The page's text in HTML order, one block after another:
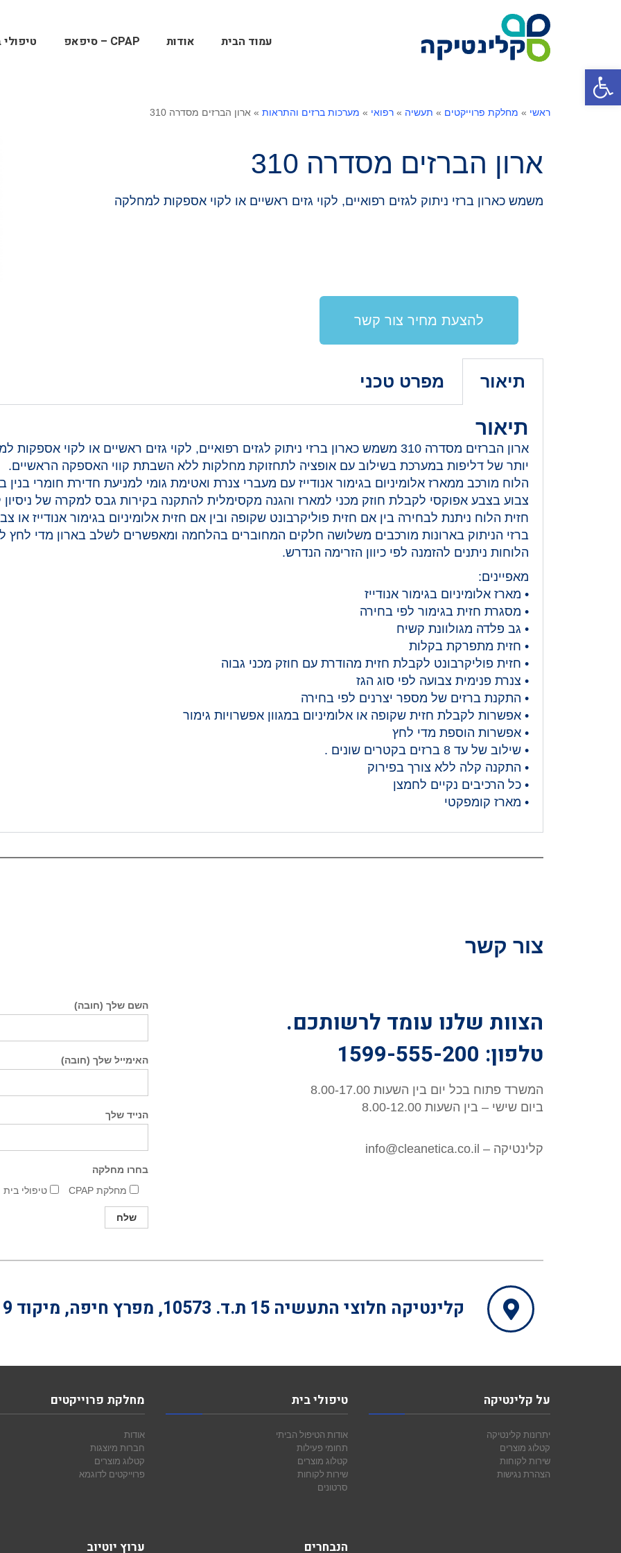
פתח סרגל נגישות
עמוד הבית אודות CPAP – סיפאפ טיפולי
ראשי » מחלקת פרוייקטים » תעשיה » רפואי » מערכות ברזים והתראות » ארון הברזים מסדרה 310
ארון הברזים מסדרה 310
משמש כארון ברזי ניתוק לגזים רפואיים, לקוי גזים ראשיים או לקוי אספקות למחלקה
להצעת מחיר צור קשר
תיאור מפרט טכני
תיאור
ארון הברזים מסדרה 310 משמש כארון ברזי ניתוק לגזים רפואיים, לקוי גזים ראשיים או
יותר של דליפות במערכת בשילוב עם אופציה לתחזוקת מחלקות ללא השבתת קווי האספקה הראשיים.
הלוח מורכב ממארז אלומיניום בגימור אנודייז עם מעברי צנרת ואטימת גומי למניעת חדירת חומרי
צבוע בצבע אפוקסי לקבלת חוזק מכני למארז והגנה מקסימלית להתקנה בקירות גבס למקרה של ניסיון
חזית הלוח ניתנת לבחירה בין אם חזית פוליקרבונט שקופה ובין אם חזית אלומיניום בגימור אנודייז או
ברזי הניתוק בארונות מורכבים משלושה חלקים המחוברים בהלחמה ומאפשרים לשלב בארון מדי לחץ
הלוחות ניתנים להזמנה לפי כיוון הזרימה הנדרש.
מאפיינים:
• מארז אלומיניום בגימור אנודייז
• מסגרת חזית בגימור לפי בחירה
• גב פלדה מגולוונת קשיח
• חזית מתפרקת בקלות
• חזית פוליקרבונט לקבלת חזית מהודרת עם חוזק מכני גבוה
• צנרת פנימית צבועה לפי סוג הגז
• התקנת ברזים של מספר יצרנים לפי בחירה
• אפשרות לקבלת חזית שקופה או אלומיניום במגוון אפשרויות גימור
• אפשרות הוספת מדי לחץ
• שילוב של עד 8 ברזים בקטרים שונים .
• התקנה קלה ללא צורך בפירוק
• כל הרכיבים נקיים לחמצן
• מארז קומפקטי
צור קשר
הצוות שלנו עומד לרשותכם.
טלפון: 1599-555-200
המשרד פתוח בכל יום בין השעות 8.00-17.00
ביום שישי – בין השעות 8.00-12.00
קלינטיקה – info@cleanetica.co.il
השם שלך (חובה)
האימייל שלך (חובה)
הנייד שלך
בחרו מחלקה
מחלקת CPAP
טיפולי בית
קלינטיקה חלוצי התעשיה 15 ת.ד. 10573, מפרץ חיפה, מיקוד 26119, טלפון
על קלינטיקה
יתרונות קלינטיקה
קטלוג מוצרים
שירות לקוחות
הצהרת נגישות
טיפולי בית
אודות הטיפול הביתי
תחומי פעילות
קטלוג מוצרים
שירות לקוחות
סרטונים
הנבחרים
מחלקת פרוייקטים
אודות
חברות מיוצגות
קטלוג מוצרים
פרוייקטים לדוגמא
ערוץ יוטיוב